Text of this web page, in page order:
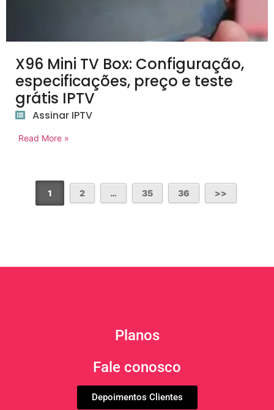
X96 Mini TV Box: Configuração,
especificações, preço e teste
grátis IPTV
Assinar IPTV
Read More »
1 2 … 35 36
Planos
Fale conosco
Depoimentos Clientes